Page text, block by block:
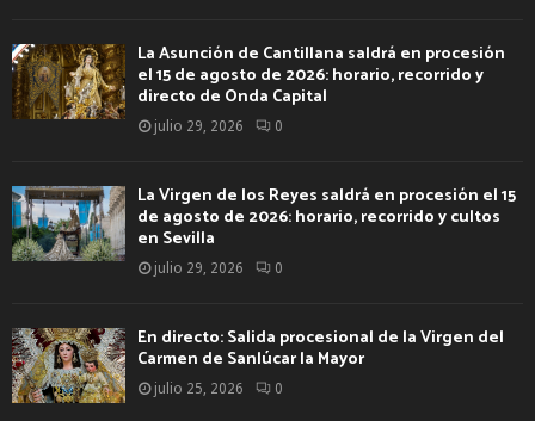
La Asunción de Cantillana saldrá en procesión
el 15 de agosto de 2026: horario, recorrido y
directo de Onda Capital
julio 29, 2026 0
La Virgen de los Reyes saldrá en procesión el 15
de agosto de 2026: horario, recorrido y cultos
en Sevilla
julio 29, 2026 0
En directo: Salida procesional de la Virgen del
Carmen de Sanlúcar la Mayor
julio 25, 2026 0